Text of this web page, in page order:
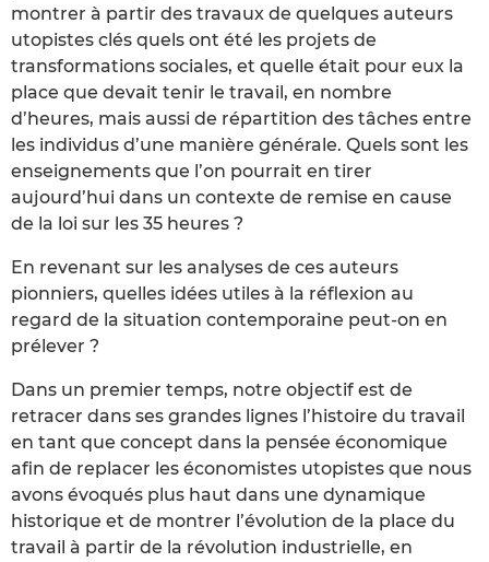
montrer à partir des travaux de quelques auteurs
utopistes clés quels ont été les projets de
transformations sociales, et quelle était pour eux la
place que devait tenir le travail, en nombre
d’heures, mais aussi de répartition des tâches entre
les individus d’une manière générale. Quels sont les
enseignements que l’on pourrait en tirer
aujourd’hui dans un contexte de remise en cause
de la loi sur les 35 heures ?
En revenant sur les analyses de ces auteurs
pionniers, quelles idées utiles à la réflexion au
regard de la situation contemporaine peut-on en
prélever ?
Dans un premier temps, notre objectif est de
retracer dans ses grandes lignes l’histoire du travail
en tant que concept dans la pensée économique
afin de replacer les économistes utopistes que nous
avons évoqués plus haut dans une dynamique
historique et de montrer l’évolution de la place du
travail à partir de la révolution industrielle, en